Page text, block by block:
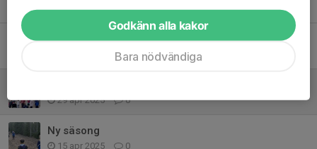
3 sep 2025 0
Orienteringskurs för vuxna!
0
29 apr 2025 0
Ny säsong
15 apr 2025 0
Godkänn alla kakor
Bara nödvändiga